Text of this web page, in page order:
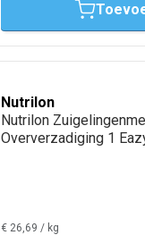
Nutrilon
Nutrilon
Oververzadiging 1
€ 26,69 / kg